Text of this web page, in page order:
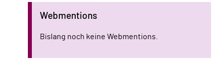
Webmentions
Bislang noch keine Webmentions.